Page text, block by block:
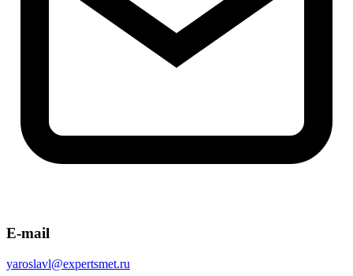
E-mail
yaroslavl@expertsmet.ru